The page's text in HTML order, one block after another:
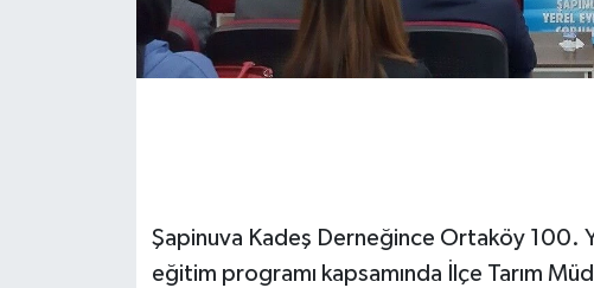
Şapinuva Kadeş Derneğince Ortaköy 100.
eğitim programı kapsamında İlçe Tarım